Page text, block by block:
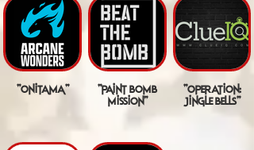
"onitama"
"paint bomb
mission"
"operation:
jingle bells"